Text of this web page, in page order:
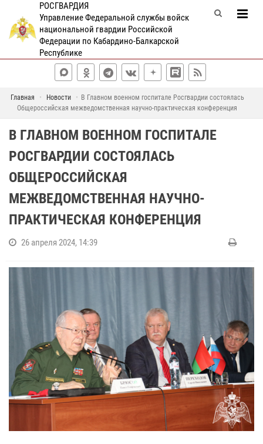
РОСГВАРДИЯ
Управление Федеральной службы войск
национальной гвардии Российской
Федерации по Кабардино-Балкарской
Республике
Главная Новости
В Главном военном госпитале Росгвардии состоялась
Общероссийская межведомственная научно-практическая конференция
В ГЛАВНОМ ВОЕННОМ ГОСПИТАЛЕ
РОСГВАРДИИ СОСТОЯЛАСЬ
ОБЩЕРОССИЙСКАЯ
МЕЖВЕДОМСТВЕННАЯ НАУЧНО-
ПРАКТИЧЕСКАЯ КОНФЕРЕНЦИЯ
26 апреля 2024, 14:39